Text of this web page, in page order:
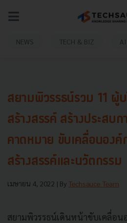
NEWS TECH & BIZ AI
สยามพิวรรธน์รวม 11 ผู้
สร้างสรรค์ สร้างประสบ
คาดหมาย ขับเคลื่อนอง
สร้างสรรค์และนวัตกรรม
เมษายน 4, 2022 | By Techsauce Team
สยามพิวรรธน์เดินหน้าขับเคลื่อน